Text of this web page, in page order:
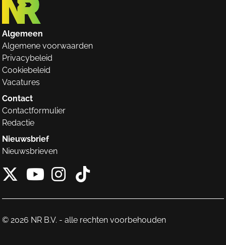
Algemeen
Algemene voorwaarden
Privacybeleid
Cookiebeleid
Vacatures
Contact
Contactformulier
Redactie
Nieuwsbrief
Nieuwsbrieven
X van NieuwRechts
Instagram van
Tiktok van
© 2026 NR B.V. - alle rechten voorbehouden